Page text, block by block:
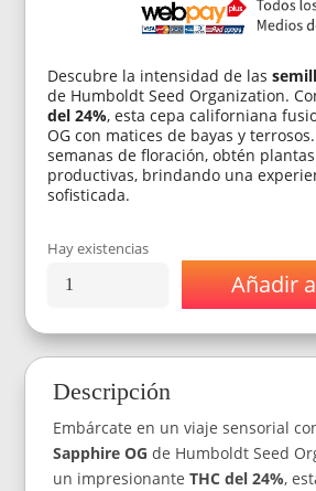
Descubre la intensidad de las
de Humboldt Seed Organization.
del 24%, esta cepa californiana
OG con matices de bayas y
semanas de floración, obtén
productivas, brindando una
sofisticada.
Hay existencias
Semillas
Seed
Organization
OG
cantidad
Añadir
Descripción
Embárcate en un viaje sensorial
Sapphire OG de Humboldt Seed
un impresionanteTHC del 24%,